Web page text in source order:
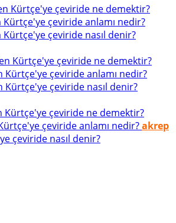
Kürtçe'ye çeviride ne demektir?
çeviride anlamı nedir?
çeviride nasıl denir?
Kürtçe'ye çeviride ne demektir?
Kürtçe'ye çeviride anlamı nedir?
Kürtçe'ye çeviride nasıl denir?
Kürtçe'ye çeviride ne demektir?
çeviride anlamı nedir?akrep
çeviride nasıl denir?